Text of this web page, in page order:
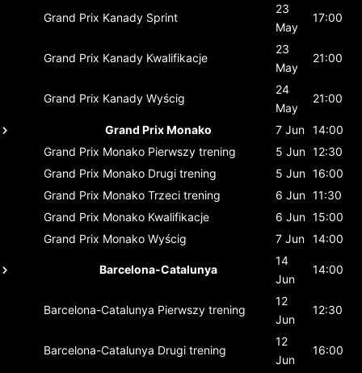
Grand Prix Kanady Sprint
23
May
17:00
Grand Prix Kanady Kwalifikacje
23
May
21:00
Grand Prix Kanady Wyścig
24
May
21:00
Grand Prix Monako 7 Jun 14:00
Grand Prix Monako Pierwszy trening 5 Jun 12:30
Grand Prix Monako Drugi trening 5 Jun 16:00
Grand Prix Monako Trzeci trening 6 Jun 11:30
Grand Prix Monako Kwalifikacje 6 Jun 15:00
Grand Prix Monako Wyścig 7 Jun 14:00
Barcelona-Catalunya
14
Jun
14:00
Barcelona-Catalunya Pierwszy trening
12
Jun
12:30
Barcelona-Catalunya Drugi trening
12
Jun
16:00